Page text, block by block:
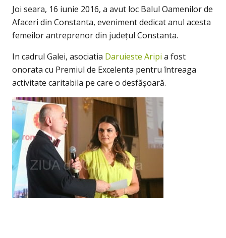
Joi seara, 16 iunie 2016, a avut loc Balul Oamenilor de
Afaceri din Constanta, eveniment dedicat anul acesta
femeilor antreprenor din județul Constanta.
In cadrul Galei, asociatia Daruieste Aripi a fost
onorata cu Premiul de Excelenta pentru întreaga
activitate caritabila pe care o desfășoară.